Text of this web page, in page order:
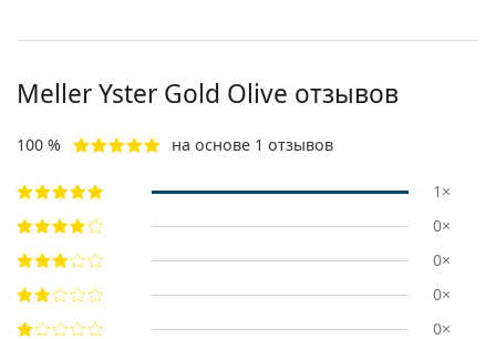
MellerYster Gold Olive отзывов
100 % на основе 1 отзывов
1×
0×
0×
0×
0×